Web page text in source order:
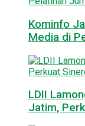
Kominfo
Media di
LDII
Jatim,